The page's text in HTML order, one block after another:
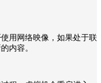
用网络映像，如果处于联
内容。